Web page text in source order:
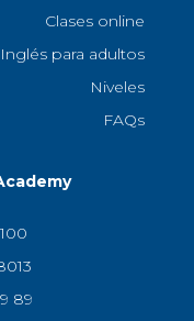
Clases online
Inglés para adultos
Niveles
FAQs
89